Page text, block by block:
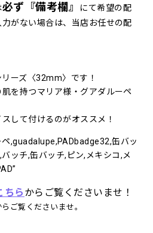
必ず『備考欄』
にて希望の配
がない場合は、当店お任せの配
ーズ〈32mm〉です！
を持つマリア様・グアダルーペ
して付けるのがオススメ！
ちら からご覧くださいませ！
らご覧くださいませ。